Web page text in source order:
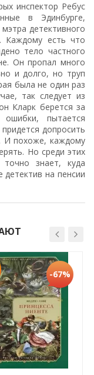
инспектор Ребус
в Эдинбурге,
детективного
Каждому есть что
тело частного
Он пропал много
и долго, но труп
была не один раз
так следует из
Кларк берется за
ошибки, пытается
допросить
И похоже, каждому
Но среди этих
знает, куда
на пенсии
-67%